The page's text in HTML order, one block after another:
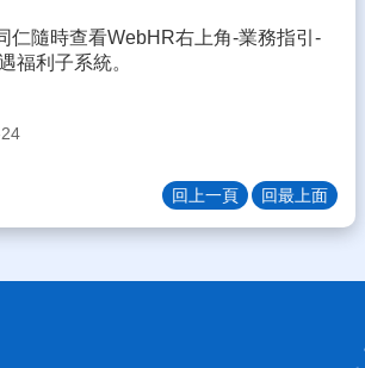
仁隨時查看WebHR右上角-業務指引-
福利子系統。
回上一頁 回最上面